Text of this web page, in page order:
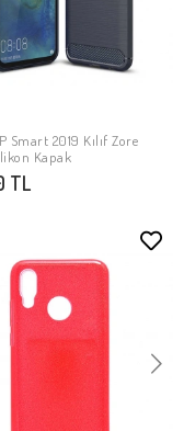
SEPETE EKLE
Smart 2019 Kılıf Zore
Kapak
TL